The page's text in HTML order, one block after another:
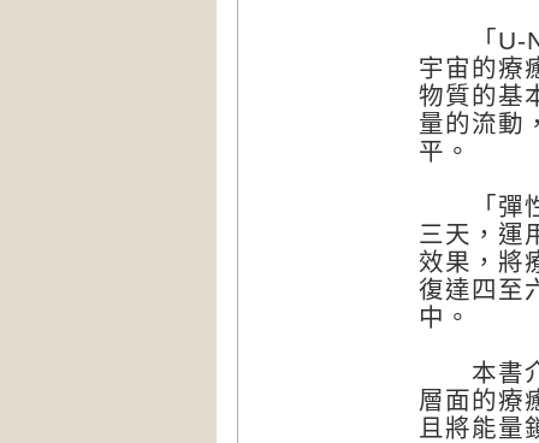
「U-
宇宙的療
物質的基
量的流動
平。
「彈性
三天，運
效果，將
復達四至
中。
本書介
層面的療
且將能量